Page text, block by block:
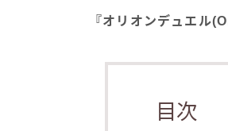
『オリオンデュエル
目次